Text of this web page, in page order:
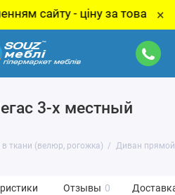
сайту - ціну за товар ×
3-х местный
ткани (велюр, рогожка) Диван прямой
Отзывы 0